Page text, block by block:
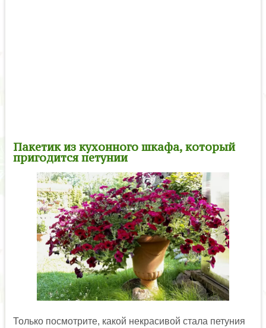
Пакетик из кухонного шкафа, который
пригодится петунии
Только посмотрите, какой некрасивой стала петуния